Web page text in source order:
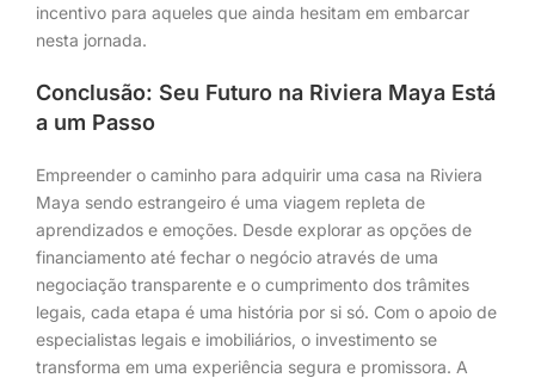
incentivo para aqueles que ainda hesitam em embarcar
nesta jornada.
Conclusão: Seu Futuro na Riviera Maya Está
a um Passo
Empreender o caminho para adquirir uma casa na Riviera
Maya sendo estrangeiro é uma viagem repleta de
aprendizados e emoções. Desde explorar as opções de
financiamento até fechar o negócio através de uma
negociação transparente e o cumprimento dos trâmites
legais, cada etapa é uma história por si só. Com o apoio de
especialistas legais e imobiliários, o investimento se
transforma em uma experiência segura e promissora. A